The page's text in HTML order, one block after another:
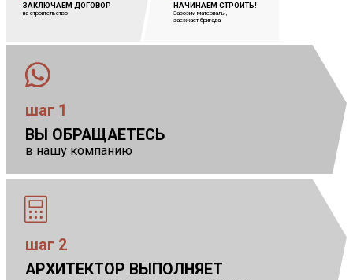
НАЧИНАЕМ СТРОИТЬ!
Завозим материалы,
заезжает бригада
ЗАКЛЮЧАЕМ ДОГОВОР
на строительство
АРХИТЕКТОР ВЫПОЛНЯЕТ
шаг 2
ВЫ ОБРАЩАЕТЕСЬ
в нашу компанию
шаг 1